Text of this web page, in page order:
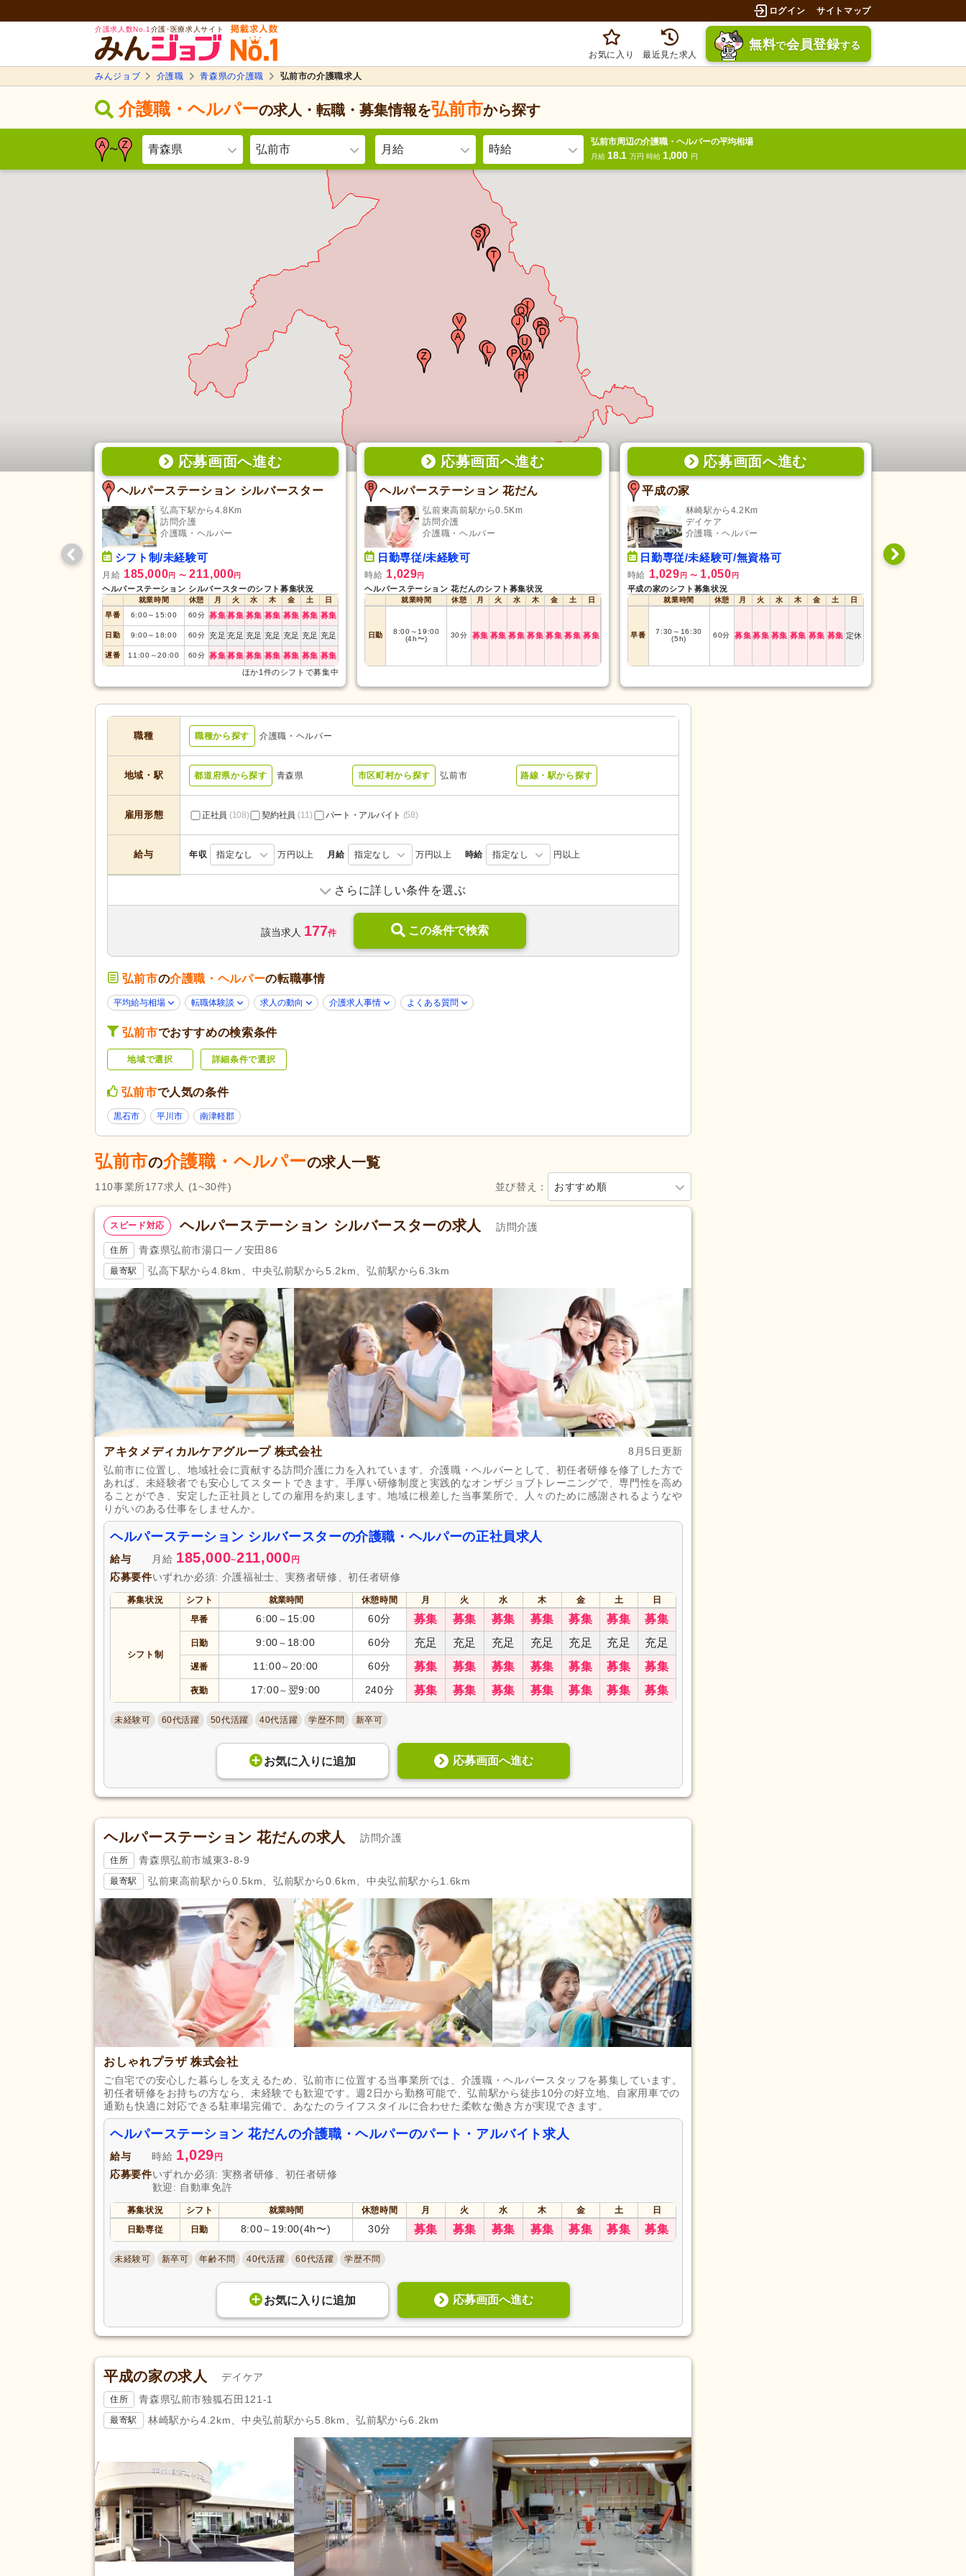
ログイン サイトマップ
介護求人数No.1 介護･医療求人サイト
お気に入り 最近見た求人
無料で会員登録する
みんジョブ 介護職 青森県の介護職 弘前市の介護職求人
介護職・ヘルパーの求人・転職・募集情報を弘前市から探す
〜 青森県 弘前市 月給 時給
弘前市周辺の介護職・ヘルパーの平均相場
月給 18.1万円 時給 1,000 円
応募画面へ進む
ヘルパーステーション シルバースター
弘高下駅から4.8Km
訪問介護
介護職・ヘルパー
シフト制/未経験可
月給 185,000円 〜 211,000円
ヘルパーステーション シルバースターのシフト募集状況
就業時間 休憩 月 火 水 木 金 土
日
早番
6:00～ 15:00 60分 募集募集 募集 募集 募集 募集 募集
日勤 9:00～ 18:00 60分 充足 充足 充足 充足 充足 充足 充足
遅番 11:00 ～20:00 60分 募集募集 募集 募集 募集 募集 募集
ほか1件のシフトで募集中
応募画面へ進む
ヘルパーステーション 花だん
弘前東高前駅から0.5Km
訪問介護
介護職・ヘルパー
日勤専従/未経験可
時給 1,029円
ヘルパーステーション 花だんのシフト募集状況
就業時間 休憩 月 火 水 木 金 土 日
日勤 8:00 ～ 19:00
(4h〜)
30分 募集 募集 募集 募集 募集 募集 募集
応募画面へ進む
平成の家
林崎駅から4.2Km
デイケア
介護職・ヘルパー
日勤専従/未経験可/無資格可
時給 1,029 円 〜 1,050 円
平成の家のシフト募集状況
就業時間 休憩 月 火 水 木 金 土 日
早番 7:30 ～ 16:30
(5h)
60分 募集募集 募集 募集 募集 募集 定休
夜勤専従/未
職種 職種から探す 介護職・ヘルパー
地域・駅 都道府県から探す 青森県 市区町村から探す 弘前市 路線・駅から探す
雇用形態 正社員 (108) 契約社員 (11) パート・アルバイト (58)
給与 年収 指定なし 万円以上 月給 指定なし 万円以上 時給 指定なし 円以上
訪問介護 (26)
定期巡回・随時対応型(1) デイサービス(18) デイケア(10)
小規模多機能型居宅介護(1) ショートステイ(4)
ケアハウス(1)
介護老人保健施設 (16)
だわり
未経験可(145) 無資格可(45)
子育てママパパ活躍
60代活躍(47)
勤務形態
夜勤のみ可
時短勤務相談可 週2日から可 週3日から可(8)
週4日から可 即日勤務可 (1)
応募資格
初任者研修（旧ヘルパー2級）(102)
実務者研修（旧ヘルパー1級・基礎研
修）(54)
介護福祉士
自動車免許(115)
休日・休暇
完全週休2日 (49) 週休2日(58)
土日休み(6) 土曜休み (5) (28)
年間休日110日以上(20) 年間休日120日以上(11) 産休あり(79)
育休あり(167) 介護休業(103) 看護休暇 (68)
夏季休暇(3) 冬季休暇 年末年始休暇(7)
給与・手当
福利厚生
賞与あり(124) 社会保険完備 (157) 研修制度あり (85)
セミナー参加費補助 (2) 企業年金(5) 昇給あり(142)
復職支援あり(38) 退職金あり 住宅手当(14)
資格取得支援あり (17)
処遇改善手当(95) 制服あり(65) 夜勤手当(44)
寮・社宅あり(15) 託児施設あり(12) 資格手当 (41)
扶養控除内考慮あり
正社員登用あり (35) 副業可(4)
アクセス
駅近(34)
バイク通勤可(6)
さらに詳しい条件を選ぶ
該当求人 177件 この条件で検索
弘前市の介護職・ヘルパーの転職事情
平均給与相場 転職体験談 求人の動向 介護求人事情 よくある質問
弘前市でおすすめの検索条件
地域で選択 詳細条件で選択
弘前市で人気の条件
黒石市 平川市 南津軽郡
弘前市の介護職・ヘルパーの求人一覧
並び替え： おすすめ順
110事業所177求人 (1~30件)
スピード対応 ヘルパーステーション シルバースターの求人 訪問介護
住所 青森県弘前市湯口一ノ安田86
最寄駅 弘高下駅から4.8km、中央弘前駅から5.2km、弘前駅から6.3km
アキタメディカルケアグループ 株式会社
8月5日更新
弘前市に位置し、地域社会に貢献する訪問介護に力を入れています。介護職・ヘルパーとして、初任者研修を修了した方で
あれば、未経験者でも安心してスタートできます。手厚い研修制度と実践的なオンザジョブトレーニングで、専門性を高め
ることができ、安定した正社員としての雇用を約束します。地域に根差した当事業所で、人々のために感謝されるようなや
りがいのある仕事をしませんか。
ヘルパーステーション シルバースターの介護職・ヘルパーの正社員求人
給与 月給 185,000~211,000円
応募要件いずれか必須: 介護福祉士、実務者研修、初任者研修
募集状況 シフト 就業時間 休憩時間 月 火 水 木 金 土 日
シフト制
早番 6:00 ～ 15:00 60分 募集 募集 募集 募集 募集 募集 募集
日勤 9:00 ～ 18:00 60分 充足 充足 充足 充足 充足 充足 充足
遅番 11:00～ 20:00 60分 募集 募集 募集 募集 募集 募集 募集
夜勤 17:00～ 翌9:00 240分 募集 募集 募集 募集 募集 募集 募集
未経験可 60代活躍 50代活躍 40代活躍 学歴不問 新卒可
お気に入り に追加 応募画面へ進む
ヘルパーステーション 花だんの求人 訪問介護
住所 青森県弘前市城東3-8-9
最寄駅 弘前東高前駅から0.5km、弘前駅から0.6km、中央弘前駅から1.6km
おしゃれプラザ 株式会社
ご自宅での安心した暮らしを支えるため、弘前市に位置する当事業所では、介護職・ヘルパースタッフを募集しています。
初任者研修をお持ちの方なら、未経験でも歓迎です。週2日から勤務可能で、弘前駅から徒歩10分の好立地、自家用車での
通勤も快適に対応できる駐車場完備で、あなたのライフスタイルに合わせた柔軟な働き方が実現できます。
ヘルパーステーション 花だんの介護職・ヘルパーのパート・アルバイト求人
給与 時給 1,029円
応募要件いずれか必須: 実務者研修、初任者研修
歓迎: 自動車免許
募集状況 シフト 就業時間 休憩時間 月 火 水 木 金 土
日
日勤専従
日勤 8:00～ 19:00(4h〜) 30分 募集 募集 募集 募集 募集 募集 募集
未経験可 新卒可 年齢不問 40代活躍 60代活躍 学歴不問
お気に入り に追加 応募画面へ進む
平成の家の求人 デイケア
住所 青森県弘前市独狐石田121-1
最寄駅 林崎駅から4.2km、中央弘前駅から5.8km、弘前駅から6.2km